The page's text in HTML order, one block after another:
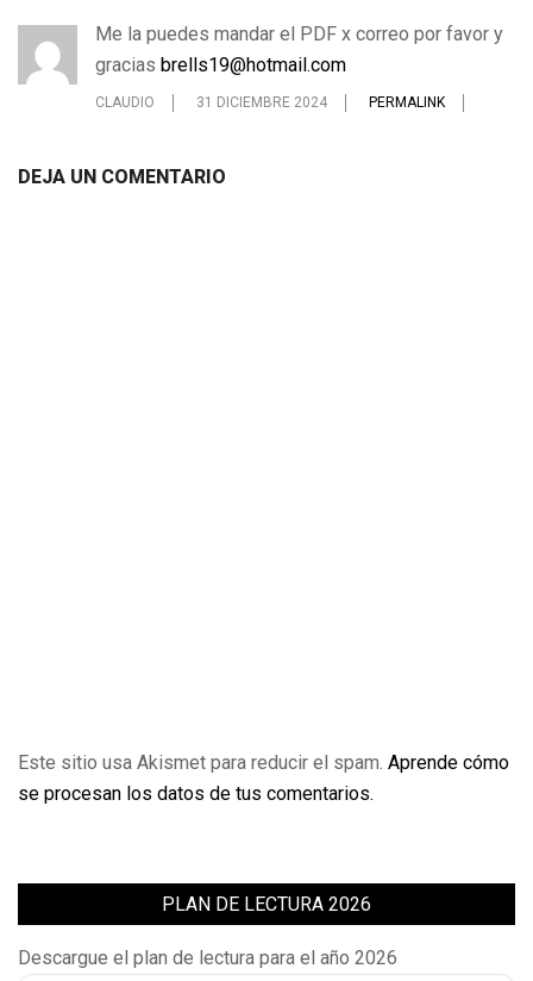
Me la puedes mandar el PDF x correo por favor y
gracias brells19@hotmail.com
CLAUDIO 31 DICIEMBRE 2024 PERMALINK
DEJA UN COMENTARIO
Este sitio usa Akismet para reducir el spam. Aprende cómo
se procesan los datos de tus comentarios.
PLAN DE LECTURA 2026
Descargue el plan de lectura para el año 2026